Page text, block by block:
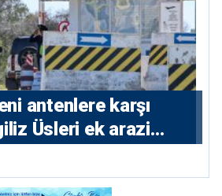
antenlere karşı
Üsleri ek arazi